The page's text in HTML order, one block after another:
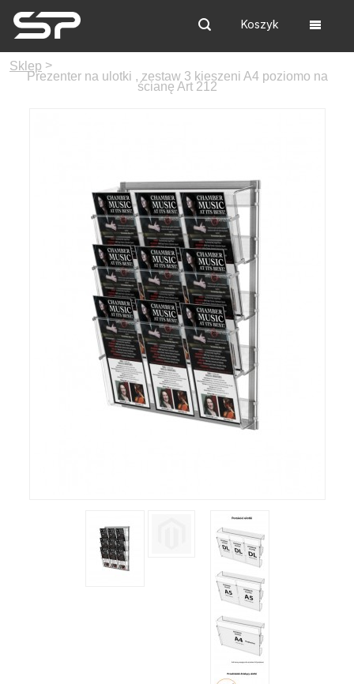
Koszyk
Sklep >
Prezenter na ulotki , zestaw 3 kieszeni A4 poziomo na
ścianę Art 212